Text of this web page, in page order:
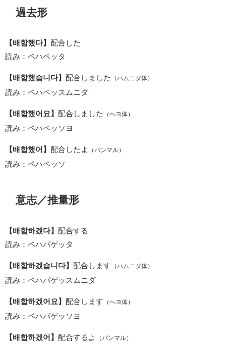
過去形
【배합했다】 配合した
読み：ペハペッタ
【배합했습니다】 配合しました （ハムニダ体）
読み：ペハペッスムニダ
【배합했어요】 配合しました （ヘヨ体）
読み：ペハペッソヨ
【배합했어】 配合したよ （パンマル）
読み：ペハペッソ
意志／推量形
【배합하겠다】 配合する
読み：ペハパゲッタ
【배합하겠습니다】 配合します （ハムニダ体）
読み：ペハパゲッスムニダ
【배합하겠어요】 配合します （ヘヨ体）
読み：ペハパゲッソヨ
【배합하겠어】 配合するよ （パンマル）